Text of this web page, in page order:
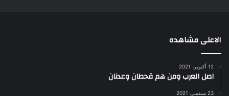
الاعلى مشاهده
12 أكتوبر، 2021
اصل العرب ومن هم قحطان وعدنان
23 سبتمبر، 2021